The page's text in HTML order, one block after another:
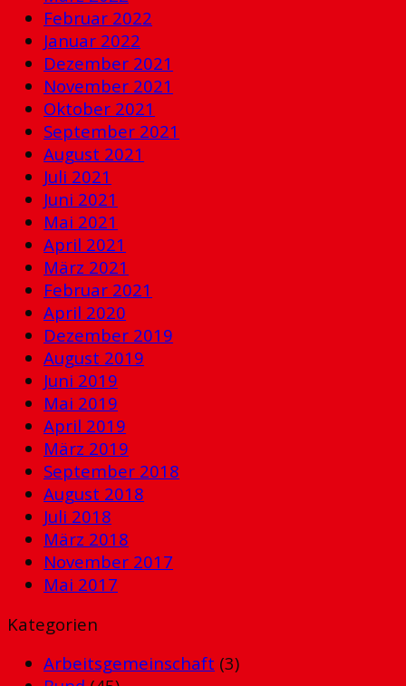
Februar 2022
Januar 2022
Dezember 2021
November 2021
Oktober 2021
September 2021
August 2021
Juli 2021
Juni 2021
Mai 2021
April 2021
März 2021
Februar 2021
April 2020
Dezember 2019
August 2019
Juni 2019
Mai 2019
April 2019
März 2019
September 2018
August 2018
Juli 2018
März 2018
November 2017
Mai 2017
Kategorien
Arbeitsgemeinschaft (3)